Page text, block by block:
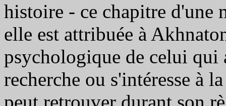
histoire - ce chapitre d'une
elle est attribuée à
psychologique de celui
recherche ou s'intéresse à